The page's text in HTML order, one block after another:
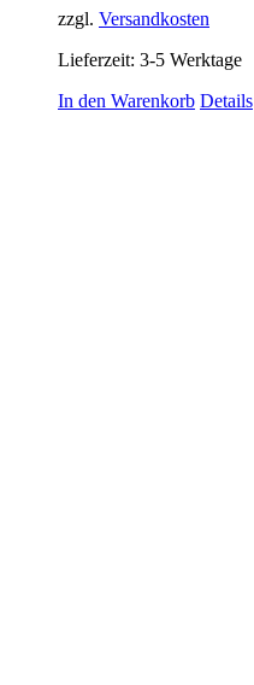
zzgl. Versandkosten
Lieferzeit: 3-5 Werktage
In den Warenkorb Details